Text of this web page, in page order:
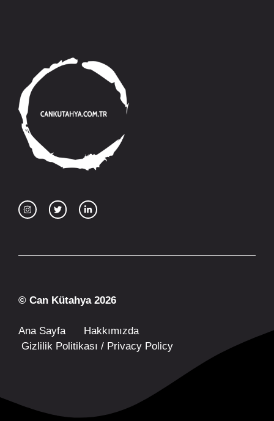
© Can Kütahya 2026
Ana Sayfa
Hakkımızda
Gizlilik Politikası / Privacy Policy